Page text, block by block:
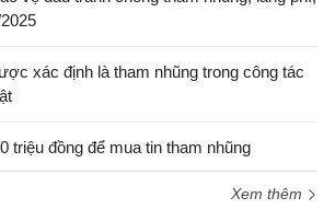
xác định là tham nhũng trong công tác
triệu đồng để mua tin tham nhũng
Xem thêm